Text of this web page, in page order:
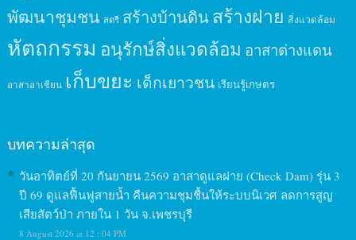
พัฒนาชุมชน สตรี สร้างบ้านดินสร้างฝาย สิ่งแวดล้อม
หัตถกรรม อนุรักษ์สิ่งแวดล้อม อาสาต่างแดน
อาสาอาเซียน เก็บขยะ เด็กเยาวชน เรียนรู้เกษตร
บทความล่าสุด
วันอาทิตย์ที่ 20 กันยายน 2569 อาสาดูแลฝาย (Check Dam) รุ่น 3
ปี 69 ดูแลฟื้นฟูสายน้ำ คืนความชุมชื้นให้ระบบนิเวศ ลดการสูญ
เสียสัตว์ป่า ภายใน 1 วัน จ.เพชรบุรี
8 August 2026 at 12 : 04 PM